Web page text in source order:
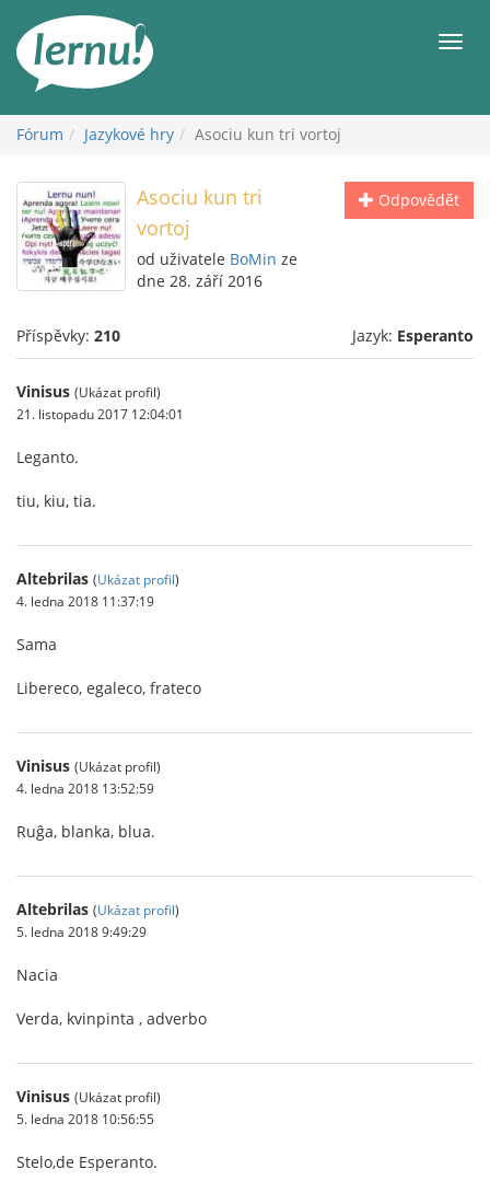
obsahu
Fórum Jazykové hry Asociu kun tri vortoj
Odpovědět
Asociu kun tri
vortoj
od uživatele BoMin ze
dne 28. září 2016
Příspěvky: 210 Jazyk: Esperanto
Vinisus (Ukázat profil)
21. listopadu 2017 12:04:01
Leganto.
tiu, kiu, tia.
Altebrilas (Ukázat profil)
4. ledna 2018 11:37:19
Sama
Libereco, egaleco, frateco
Vinisus (Ukázat profil)
4. ledna 2018 13:52:59
Ruĝa, blanka, blua.
Altebrilas (Ukázat profil)
5. ledna 2018 9:49:29
Nacia
Verda, kvinpinta , adverbo
Vinisus (Ukázat profil)
5. ledna 2018 10:56:55
Stelo,de Esperanto.